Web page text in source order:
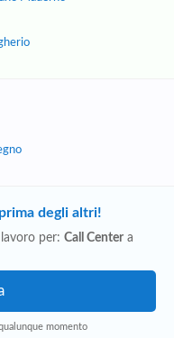
degli altri!
per: Call Center a
momento